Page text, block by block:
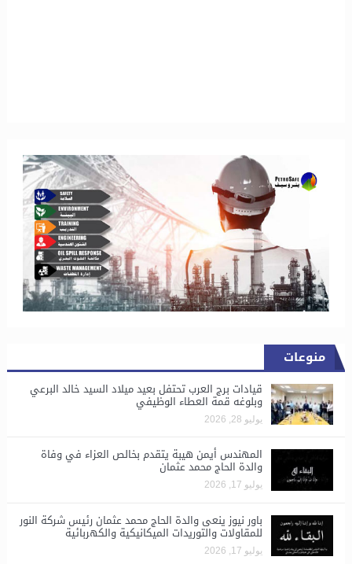
منوعات
قيادات برج العرب تحتفل بعيد ميلاد السيد خالد البرعي
وبلوغه قمة العطاء الوظيفي
يوليو 28, 2026
المهندس أيمن هيبة يتقدم بخالص العزاء في وفاة
والدة الحاج محمد عثمان
يوليو 17, 2026
باور نيوز ينعى والدة الحاج محمد عثمان رئيس شركة النور
للمقاولات والتوريدات الميكانيكية والكهربائية
يوليو 17, 2026